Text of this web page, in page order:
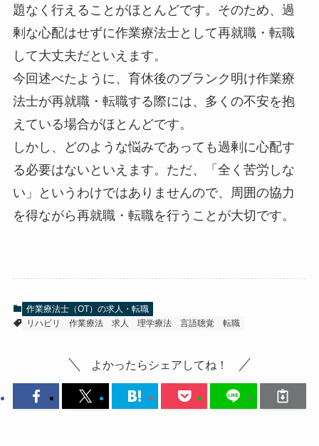
題なく行えることがほとんどです。そのため、過
剰な心配はせずに作業療法士として再就職・転職
して大丈夫だといえます。
今回述べたように、育休後のブランク明け作業療
法士が再就職・転職する際には、多くの不安を抱
えている場合がほとんどです。
しかし、どのような悩みであっても過剰に心配す
る必要はないといえます。ただ、「全く苦労しな
い」というわけではありませんので、周囲の協力
を得ながら再就職・転職を行うことが大切です。
作業療法士（OT）の求人・転職
リハビリ
作業療法 求人 理学療法 言語聴覚 転職
よかったらシェアしてね！